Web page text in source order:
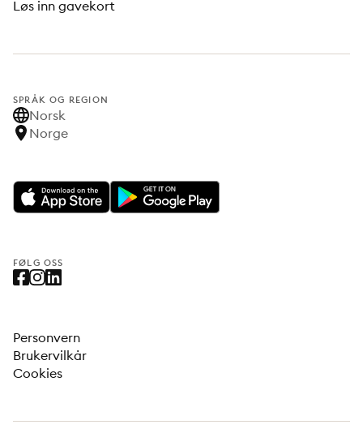
Løs inn gavekort
SPRÅK OG REGION
Norsk
Norge
FØLG OSS
Personvern
Brukervilkår
Cookies